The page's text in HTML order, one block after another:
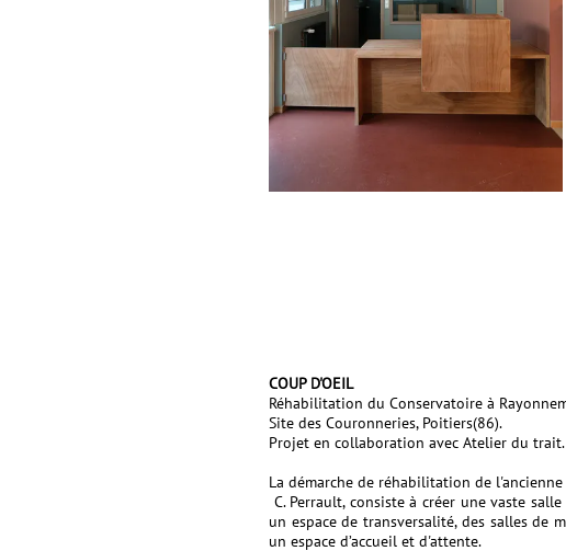
COUP D'OEIL
Réhabilitation du Conservatoire à
Site des Couronneries, Poitiers(86).
Projet en collaboration avec Atelier du trait.
La démarche de réhabilitation de
C. Perrault, consiste à créer une vaste
un espace de transversalité, des salles de
un espace d’accueil et d'attente.